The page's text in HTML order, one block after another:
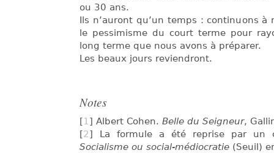
ou 30 ans.
Ils n’auront qu’un temps : continuons à
le pessimisme du court terme pour
long terme que nous avons à préparer.
Les beaux jours reviendront.
Notes
[1 ] Albert Cohen. Belle du Seigneur,
[2] La formule a été reprise par un
Socialisme ou social-médiocratie (Seuil)